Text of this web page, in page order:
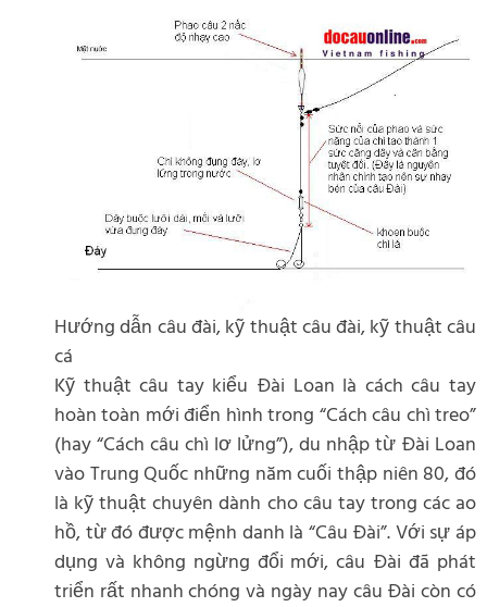
Hướng dẫn câu đài, kỹ thuật câu đài, kỹ thuật câu
cá
Kỹ thuật câu tay kiểu Đài Loan là cách câu tay
hoàn toàn mới điển hình trong “Cách câu chì treo”
(hay “Cách câu chì lơ lửng”), du nhập từ Đài Loan
vào Trung Quốc những năm cuối thập niên 80, đó
là kỹ thuật chuyên dành cho câu tay trong các ao
hồ, từ đó được mệnh danh là “Câu Đài”. Với sự áp
dụng và không ngừng đổi mới, câu Đài đã phát
triển rất nhanh chóng và ngày nay câu Đài còn có